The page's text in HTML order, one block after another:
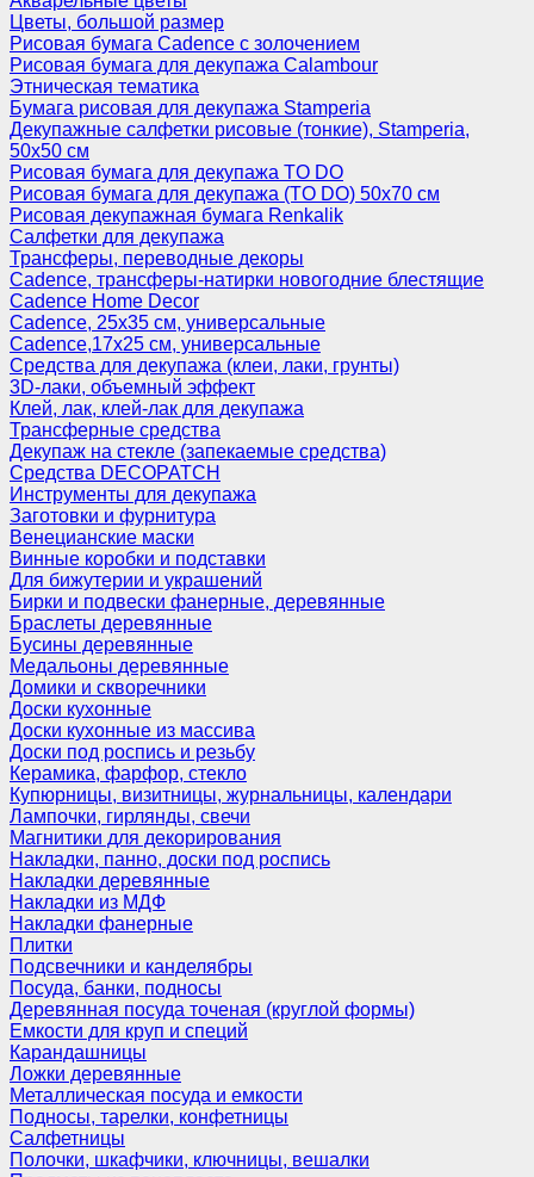
Цветы, большой размер
Рисовая бумага Cadence c золочением
Рисовая бумага для декупажа Calambour
Этническая тематика
Бумага рисовая для декупажа Stamperia
Декупажные салфетки рисовые (тонкие), Stamperia,
50х50 см
Рисовая бумага для декупажа TO DO
Рисовая бумага для декупажа (TO DO) 50х70 см
Рисовая декупажная бумага Renkalik
Салфетки для декупажа
Трансферы, переводные декоры
Cadence, трансферы-натирки новогодние блестящие
Cadence Home Decor
Cadence, 25х35 см, универсальные
Cadence,17х25 см, универсальные
Средства для декупажа (клеи, лаки, грунты)
3D-лаки, объемный эффект
Клей, лак, клей-лак для декупажа
Трансферные средства
Декупаж на стекле (запекаемые средства)
Средства DECOPATCH
Инструменты для декупажа
Заготовки и фурнитура
Венецианские маски
Винные коробки и подставки
Для бижутерии и украшений
Бирки и подвески фанерные, деревянные
Браслеты деревянные
Бусины деревянные
Медальоны деревянные
Домики и скворечники
Доски кухонные
Доски кухонные из массива
Доски под роспись и резьбу
Керамика, фарфор, стекло
Купюрницы, визитницы, журнальницы, календари
Лампочки, гирлянды, свечи
Магнитики для декорирования
Накладки, панно, доски под роспись
Накладки деревянные
Накладки из МДФ
Накладки фанерные
Плитки
Подсвечники и канделябры
Посуда, банки, подносы
Деревянная посуда точеная (круглой формы)
Емкости для круп и специй
Карандашницы
Ложки деревянные
Металлическая посуда и емкости
Подносы, тарелки, конфетницы
Салфетницы
Полочки, шкафчики, ключницы, вешалки